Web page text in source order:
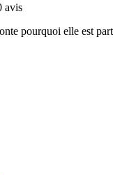
avis
pourquoi elle est